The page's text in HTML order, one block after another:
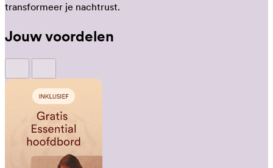
transformeer je nachtrust.
Jouw voordelen